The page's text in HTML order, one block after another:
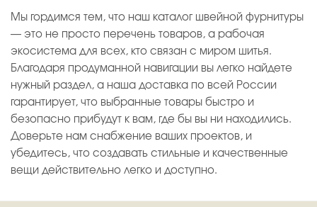
Мы гордимся тем, что наш каталог швейной фурнитуры
— это не просто перечень товаров, а рабочая
экосистема для всех, кто связан с миром шитья.
Благодаря продуманной навигации вы легко найдете
нужный раздел, а наша доставка по всей России
гарантирует, что выбранные товары быстро и
безопасно прибудут к вам, где бы вы ни находились.
Доверьте нам снабжение ваших проектов, и
убедитесь, что создавать стильные и качественные
вещи действительно легко и доступно.